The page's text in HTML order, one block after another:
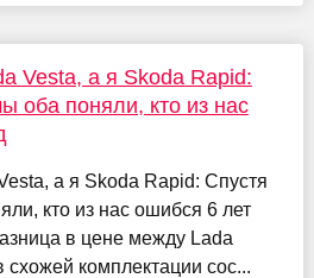
Vesta, а я Skoda Rapid:
оба поняли, кто из нас
а я Skoda Rapid: Спустя
кто из нас ошибся 6 лет
в цене между Lada
комплектации сос...